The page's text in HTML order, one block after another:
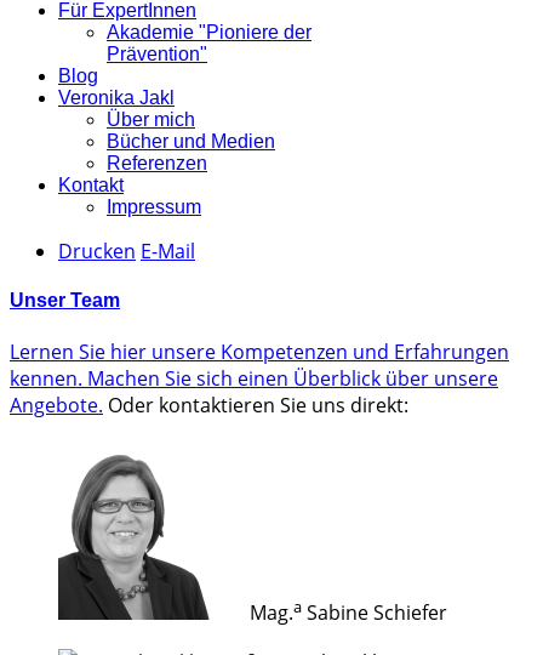
Für ExpertInnen
Akademie "Pioniere der
Prävention"
Blog
Veronika Jakl
Über mich
Bücher und Medien
Referenzen
Kontakt
Impressum
Drucken E-Mail
Unser Team
Lernen Sie hier unsere Kompetenzen und Erfahrungen
kennen. Machen Sie sich einen Überblick über unsere
Angebote. Oder kontaktieren Sie uns direkt:
Mag.a Sabine Schiefer